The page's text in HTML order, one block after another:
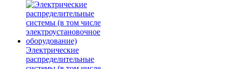
Электрические
распределительные